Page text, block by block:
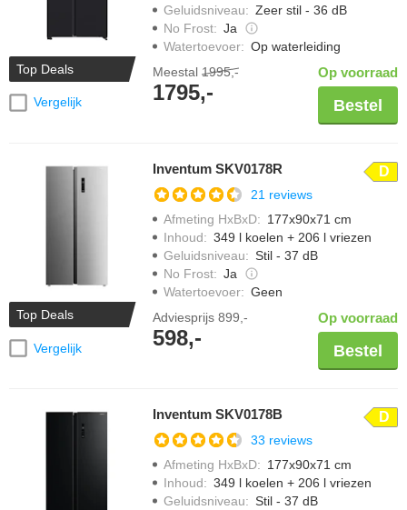
Top Deals
Vergelijk
Geluidsniveau: Zeer stil - 36 dB
No Frost: Ja
Watertoevoer: Op waterleiding
Meestal 1995,-
1795,-
Op voorraad
Bestel
Top Deals
Vergelijk
Inventum SKV0178R D
21 reviews
Afmeting HxBxD: 177x90x71 cm
Inhoud: 349 l koelen + 206 l vriezen
Geluidsniveau: Stil - 37 dB
No Frost: Ja
Watertoevoer: Geen
Adviesprijs 899,-
598,-
Op voorraad
Bestel
Inventum SKV0178B D
33 reviews
Afmeting HxBxD: 177x90x71 cm
Inhoud: 349 l koelen + 206 l vriezen
Geluidsniveau: Stil - 37 dB